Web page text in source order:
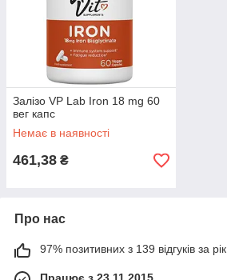
Залізо VP Lab Iron 18 mg 60
вег капс
Немає в наявності
461,38 ₴
Про нас
97% позитивних з 139 відгуків за рік